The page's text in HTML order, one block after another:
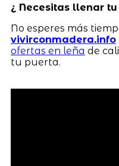
¿ Necesitas llenar
No esperes más
vivirconmadera.info
ofertas en leña de
tu puerta.